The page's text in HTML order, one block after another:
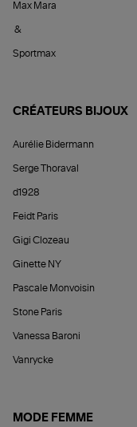
Max Mara
&
Sportmax
CRÉATEURS BIJOUX
Aurélie Bidermann
Serge Thoraval
d1928
Feidt Paris
Gigi Clozeau
Ginette NY
Pascale Monvoisin
Stone Paris
Vanessa Baroni
Vanrycke
MODE FEMME